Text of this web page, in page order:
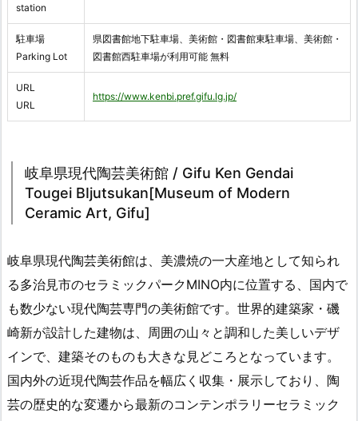
station
駐車場
Parking Lot
県図書館地下駐車場、美術館・図書館東駐車場、美術館・
図書館西駐車場が利用可能 無料
URL
URL
https://www.kenbi.pref.gifu.lg.jp/
岐阜県現代陶芸美術館 / Gifu Ken Gendai
Tougei BIjutsukan[Museum of Modern
Ceramic Art, Gifu]
岐阜県現代陶芸美術館は、美濃焼の一大産地として知られ
る多治見市のセラミックパークMINO内に位置する、国内で
も数少ない現代陶芸専門の美術館です。世界的建築家・磯
崎新が設計した建物は、周囲の山々と調和した美しいデザ
インで、建築そのものも大きな見どころとなっています。
国内外の近現代陶芸作品を幅広く収集・展示しており、陶
芸の歴史的な変遷から最新のコンテンポラリーセラミック